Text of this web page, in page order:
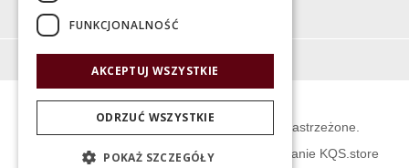
Moje konto
O firmie
© Świat Łazienek XXI w. Wszelkie prawa zastrzeżone.
Projekt graficzny KQSDesign: Oprogramowanie KQS.store
FUNKCJONALNOŚĆ
AKCEPTUJ WSZYSTKIE
ODRZUĆ WSZYSTKIE
POKAŻ SZCZEGÓŁY